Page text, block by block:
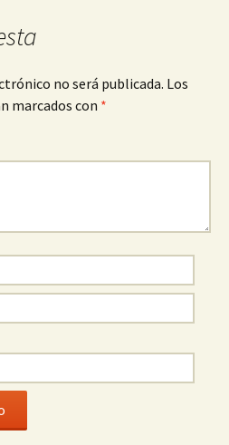
no será publicada. Los
marcados con *